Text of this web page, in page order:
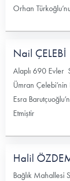
Orhan
Nail ÇELEBİ
Alaplı 690 Evler
Ümran
Esra
Etmiştir
Halil
Bağlık Mahallesi